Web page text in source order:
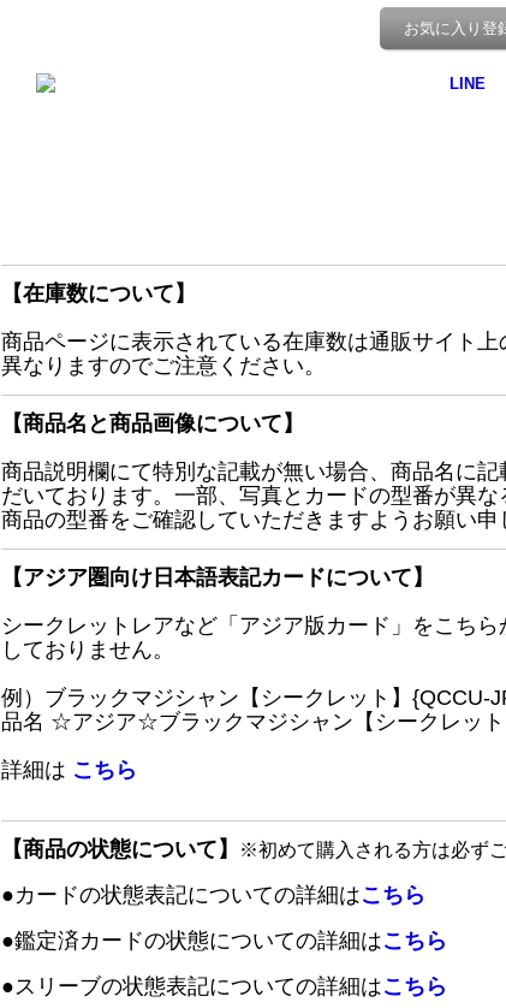
お気に入り登
【在庫数について】
商品ページに表示されている在庫数は通販サイト
異なりますのでご注意ください。
【商品名と商品画像について】
商品説明欄にて特別な記載が無い場合、商品名に
だいております。一部、写真とカードの型番が異
商品の型番をご確認していただきますようお願い申
【アジア圏向け日本語表記カードについて】
シークレットレアなど「アジア版カード」をこち
しておりません。
例）ブラックマジシャン【シークレット】{QCCU-
品名 ☆アジア☆ブラックマジシャン【シークレット
詳細は こちら
【商品の状態について】 ※初めて購入される方は必ずご
●カードの状態表記についての詳細はこちら
●鑑定済カードの状態についての詳細はこちら
●スリーブの状態表記についての詳細はこちら